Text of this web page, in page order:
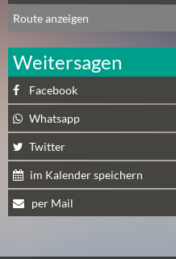
E
R
F
R
I
T
A
G
(
0
Route anzeigen
Weitersagen
Facebook
Whatsapp
Twitter
im Kalender speichern
per Mail